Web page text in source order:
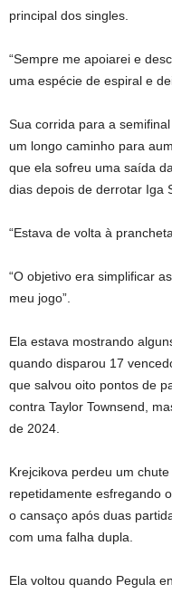
principal dos singles.
“Sempre me apoiarei e
uma espécie de espiral e
Sua corrida para a
um longo caminho para
que ela sofreu uma saída
dias depois de derrotar Iga
“Estava de volta à
“O objetivo era simplificar
meu jogo”.
Ela estava mostrando
quando disparou 17
que salvou oito pontos de
contra Taylor Townsend,
de 2024.
Krejcikova perdeu um
repetidamente esfregando
o cansaço após duas
com uma falha dupla.
Ela voltou quando Pegula